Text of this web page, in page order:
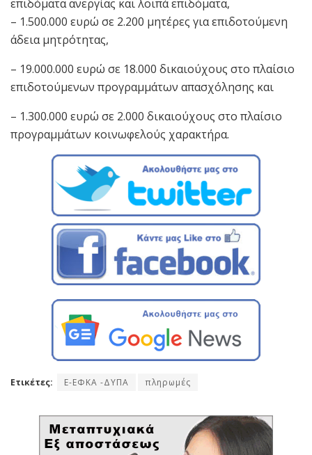
επιδόματα ανεργίας και λοιπά επιδόματα,
– 1.500.000 ευρώ σε 2.200 μητέρες για επιδοτούμενη
άδεια μητρότητας,
– 19.000.000 ευρώ σε 18.000 δικαιούχους στο πλαίσιο
επιδοτούμενων προγραμμάτων απασχόλησης και
– 1.300.000 ευρώ σε 2.000 δικαιούχους στο πλαίσιο
προγραμμάτων κοινωφελούς χαρακτήρα.
Ετικέτες: E-ΕΦΚΑ -ΔΥΠΑ πληρωμές